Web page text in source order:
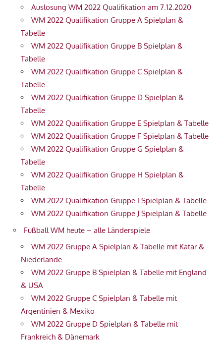
Auslosung WM 2022 Qualifikation am 7.12.2020
WM 2022 Qualifikation Gruppe A Spielplan &
Tabelle
WM 2022 Qualifikation Gruppe B Spielplan &
Tabelle
WM 2022 Qualifikation Gruppe C Spielplan &
Tabelle
WM 2022 Qualifikation Gruppe D Spielplan &
Tabelle
WM 2022 Qualifikation Gruppe E Spielplan & Tabelle
WM 2022 Qualifikation Gruppe F Spielplan & Tabelle
WM 2022 Qualifikation Gruppe G Spielplan &
Tabelle
WM 2022 Qualifikation Gruppe H Spielplan &
Tabelle
WM 2022 Qualifikation Gruppe I Spielplan & Tabelle
WM 2022 Qualifikation Gruppe J Spielplan & Tabelle
Fußball WM heute – alle Länderspiele
WM 2022 Gruppe A Spielplan & Tabelle mit Katar &
Niederlande
WM 2022 Gruppe B Spielplan & Tabelle mit England
& USA
WM 2022 Gruppe C Spielplan & Tabelle mit
Argentinien & Mexiko
WM 2022 Gruppe D Spielplan & Tabelle mit
Frankreich & Dänemark